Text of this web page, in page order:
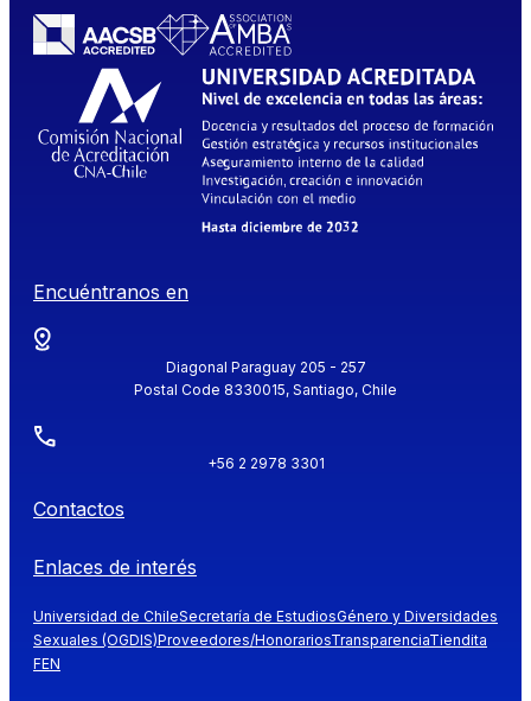
Encuéntranos en
Diagonal Paraguay 205 - 257
Postal Code 8330015, Santiago, Chile
+56 2 2978 3301
Contactos
Enlaces de interés
Universidad de ChileSecretaría de EstudiosGénero y Diversidades
Sexuales (OGDIS)Proveedores/HonorariosTransparenciaTiendita
FEN